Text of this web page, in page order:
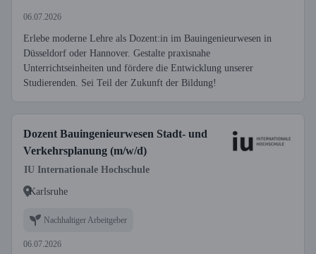
06.07.2026
Erlebe moderne Lehre als Dozent:in im Bauingenieurwesen in
Düsseldorf oder Hannover. Gestalte praxisnahe
Unterrichtseinheiten und fördere die Entwicklung unserer
Studierenden. Sei Teil der Zukunft der Bildung!
Dozent Bauingenieurwesen Stadt- und
Verkehrsplanung (m/w/d)
IU Internationale Hochschule
Karlsruhe
Nachhaltiger Arbeitgeber
06.07.2026